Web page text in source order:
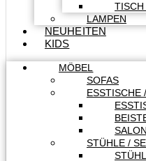
TISCH
LAMPEN
NEUHEITEN
KIDS
MÖBEL
SOFAS
ESSTISCHE
STÜHLE /